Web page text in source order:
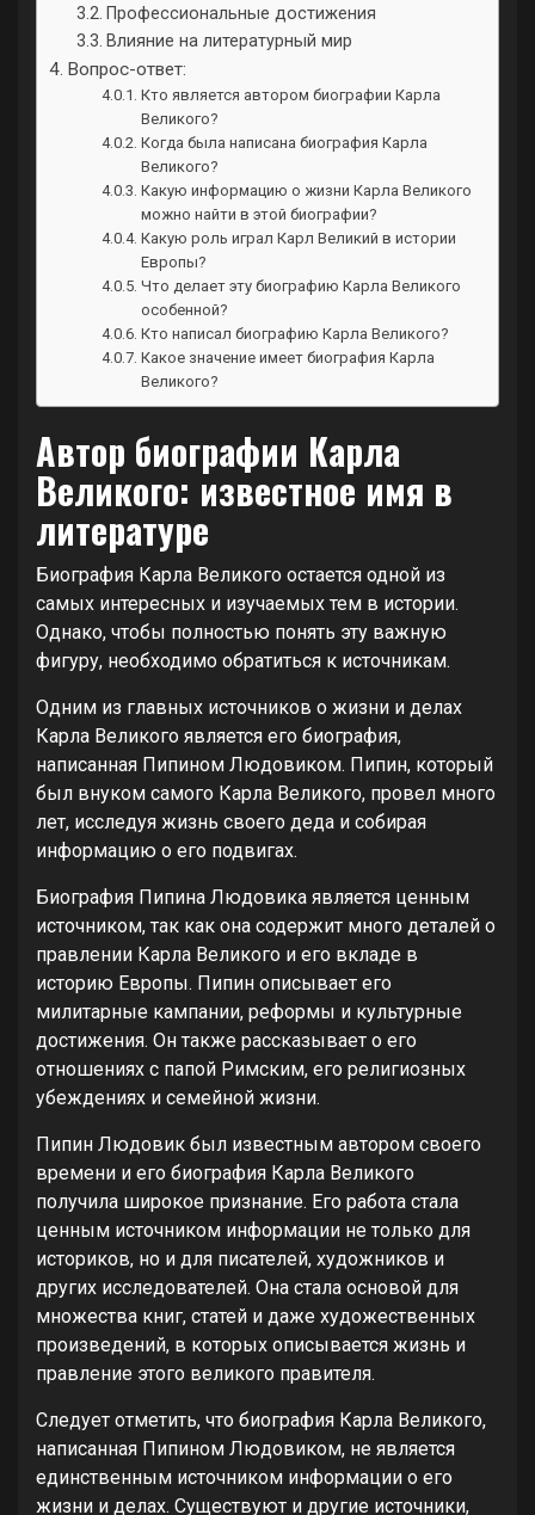
Профессиональные достижения
Влияние на литературный мир
Вопрос-ответ:
Кто является автором биографии Карла
Великого?
Когда была написана биография Карла
Великого?
Какую информацию о жизни Карла Великого
можно найти в этой биографии?
Какую роль играл Карл Великий в истории
Европы?
Что делает эту биографию Карла Великого
особенной?
Кто написал биографию Карла Великого?
Какое значение имеет биография Карла
Великого?
Автор биографии Карла
Великого: известное имя в
литературе
Биография Карла Великого остается одной из
самых интересных и изучаемых тем в истории.
Однако, чтобы полностью понять эту важную
фигуру, необходимо обратиться к источникам.
Одним из главных источников о жизни и делах
Карла Великого является его биография,
написанная Пипином Людовиком. Пипин, который
был внуком самого Карла Великого, провел много
лет, исследуя жизнь своего деда и собирая
информацию о его подвигах.
Биография Пипина Людовика является ценным
источником, так как она содержит много деталей о
правлении Карла Великого и его вкладе в
историю Европы. Пипин описывает его
милитарные кампании, реформы и культурные
достижения. Он также рассказывает о его
отношениях с папой Римским, его религиозных
убеждениях и семейной жизни.
Пипин Людовик был известным автором своего
времени и его биография Карла Великого
получила широкое признание. Его работа стала
ценным источником информации не только для
историков, но и для писателей, художников и
других исследователей. Она стала основой для
множества книг, статей и даже художественных
произведений, в которых описывается жизнь и
правление этого великого правителя.
Следует отметить, что биография Карла Великого,
написанная Пипином Людовиком, не является
единственным источником информации о его
жизни и делах. Существуют и другие источники,